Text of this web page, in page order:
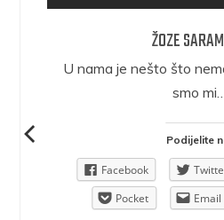
ŽOZE
U nama je nešto što
smo mi…
Podijelite
Facebook
Pocket
Email